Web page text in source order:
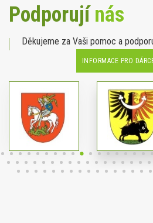
Podporujínás
Děkujeme za Vaši pomoc a
INFORMACE PRO